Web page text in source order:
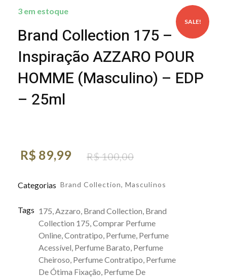
Brand Collection 175 –
Inspiração AZZARO POUR
HOMME (Masculino) – EDP
– 25ml
SALE!
R$ 89,99 R$100,00
3 em estoque
Categorias Brand Collection,Masculinos
Tags 175 Azzaro Brand Collection Brand
Collection 175 Comprar Perfume
Online Contratipo Perfume Perfume
Acessível Perfume Barato Perfume
Cheiroso Perfume Contratipo Perfume
De Ótima Fixação Perfume De